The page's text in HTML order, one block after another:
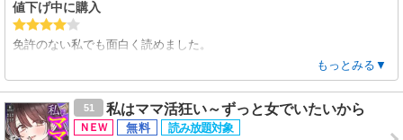
値下げ中に購入
免許のない私でも面白く読めました。
手書き文字が小さいのでパソコンで読むか、時々拡大したりして読むの
がいいかも。
もっとみる▼
51 私はママ活狂い～ずっと女でいたいから